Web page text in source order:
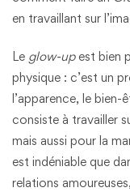
en travaillant sur
Le glow-upest bien
physique : c’est un
l’apparence, le
consiste à travailler
mais aussi pour la
est indéniable que
relations